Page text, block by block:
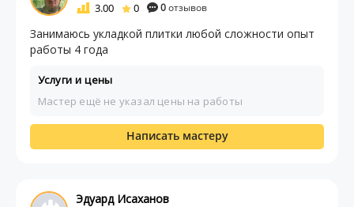
3.00 0 0отзывов
Занимаюсь укладкой плитки любой сложности опыт
работы 4 года
Услуги и цены
Мастер ещё не указал цены на работы
Написать мастеру
Эдуард Исаханов